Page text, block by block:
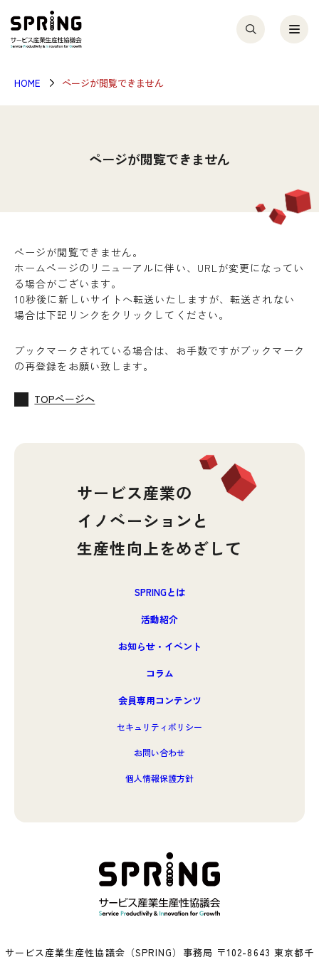
HOME ページが閲覧できません
ページが閲覧できません
ページが閲覧できません。
ホームページのリニューアルに伴い、URLが変更になってい
る場合がございます。
10秒後に新しいサイトへ転送いたしますが、転送されない
場合は下記リンクをクリックしてください。
ブックマークされている場合は、お手数ですがブックマーク
の再登録をお願い致します。
TOPページへ
サービス産業の
イノベーションと
生産性向上をめざして
SPRINGとは
活動紹介
お知らせ・イベント
コラム
会員専用コンテンツ
セキュリティポリシー
お問い合わせ
個人情報保護方針
サービス産業生産性協議会（SPRING）事務局 〒102-8643 東京都千